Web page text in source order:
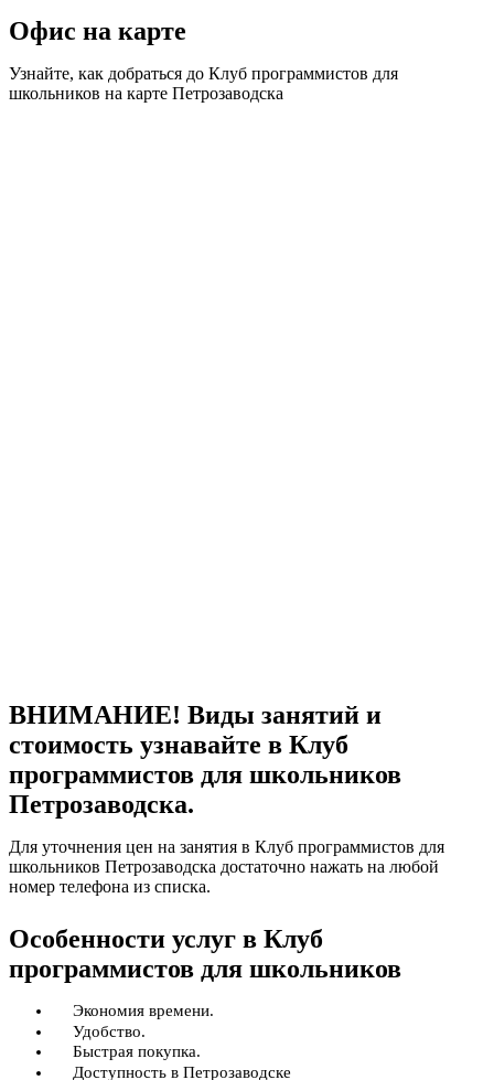
Офис на карте
Узнайте, как добраться до Клуб программистов для
школьников на карте Петрозаводска
ВНИМАНИЕ! Виды занятий и
стоимость узнавайте в Клуб
программистов для школьников
Петрозаводска.
Для уточнения цен на занятия в Клуб программистов для
школьников Петрозаводска достаточно нажать на любой
номер телефона из списка.
Особенности услуг в Клуб
программистов для школьников
Экономия времени.
Удобство.
Быстрая покупка.
Доступность в Петрозаводске